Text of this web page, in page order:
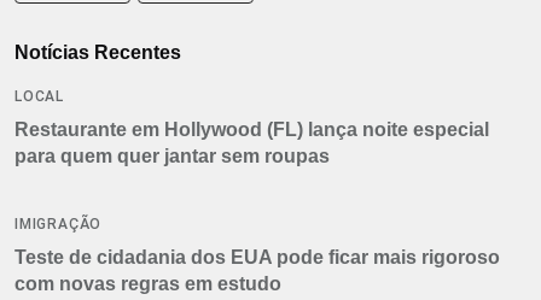
Notícias Recentes
LOCAL
Restaurante em Hollywood (FL) lança noite especial
para quem quer jantar sem roupas
IMIGRAÇÃO
Teste de cidadania dos EUA pode ficar mais rigoroso
com novas regras em estudo